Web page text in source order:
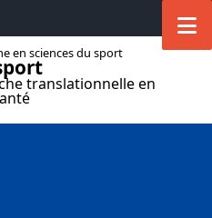
en sciences du sport
translationnelle en